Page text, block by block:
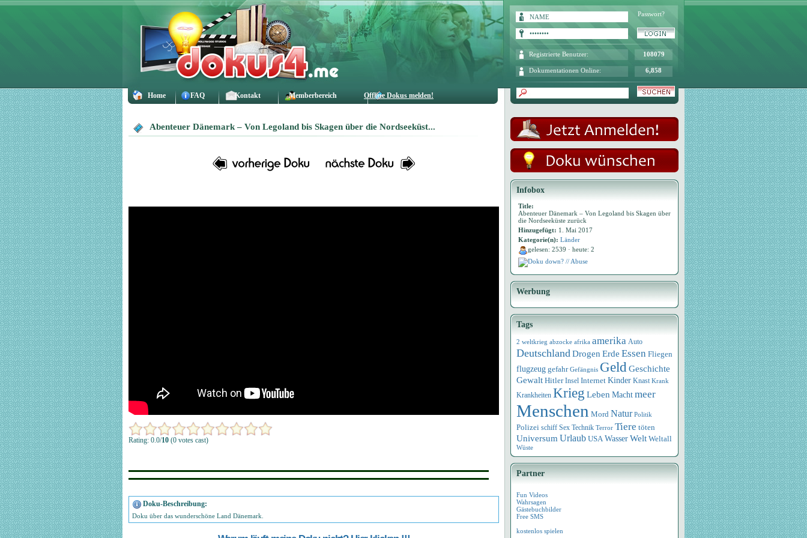
Home FAQ Kontakt Memberbereich Offline Dokus melden!
Passwort?
Registrierte Benutzer: 108079
Dokumentationen Online: 6,858
Abenteuer Dänemark – Von Legoland bis Skagen über die Nordseeküst...
Rating: 0.0/10 (0 votes cast)
Doku-Beschreibung:
Doku über das wunderschöne Land Dänemark.
Infobox
Title:
Abenteuer Dänemark – Von Legoland bis Skagen über
die Nordseeküste zurück
Hinzugefügt: 1. Mai 2017
Kategorie(n): Länder
gelesen: 2539 · heute: 2
Doku down? // Abuse
Werbung
Tags
2 weltkrieg abzocke afrika amerika Auto
DeutschlandDrogen Erde Essen Fliegen
flugzeug gefahr Gefängnis GeldGeschichte
Gewalt Hitler Insel Internet Kinder Knast Krank
Krankheiten Krieg Leben Macht meer
Menschen Mord Natur Politik
Polizei schiff Sex Technik Terror Tiere töten
Universum Urlaub USA WasserWelt Weltall
Wüste
Partner
Fun Videos
Wahrsagen
Gästebuchbilder
Free SMS
kostenlos spielen